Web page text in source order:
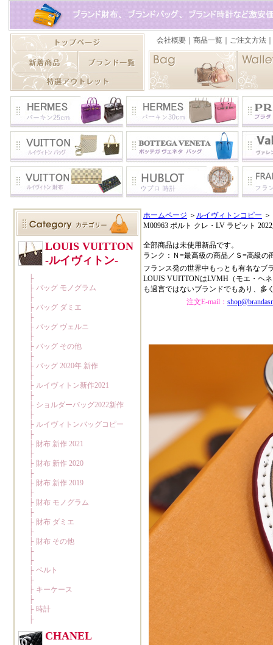
ホームページ ＞ ルイヴィトンコピー ＞
M00963 ポルト クレ・LV ラビット
全部商品は未使用新品です。
ランク：Ｎ=最高級の商品／Ｓ=高級の
フランス発の世界中もっとも有名なブ
LOUIS VUITTONはLVMH（モエ・ヘ
も過言ではないブランドでもあり、多
注文E-mail：